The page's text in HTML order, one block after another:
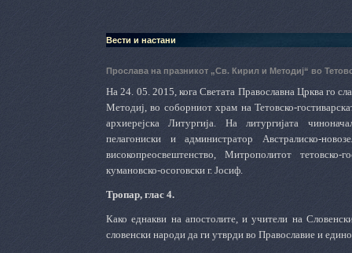
Вести и настани
Прослава на празникот „Св. Кирил и Методиј“ во
На 24. 05. 2015, кога Светата Православна Црква го
Методиј, во соборниот храм на Тетовско-
архиерејска Литургија. На литургијата
пелагониски и администратор Австралиско-
високопреосвештенство, Митрополитот
кумановско-осоговски г. Јосиф.
Тропар, глас 4.
Како еднакви на апостолите, и учители на
словенски народи да ги утврди во Православие и